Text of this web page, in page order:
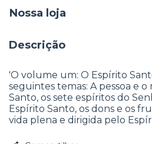
Nossa loja
Descrição
'O volume um: O Espírito
seguintes temas: A pessoa e
Santo, os sete espíritos do
Espírito Santo, os dons e os
vida plena e dirigida pelo